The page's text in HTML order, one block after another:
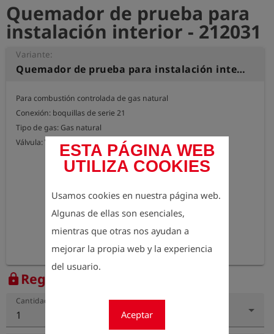
ESTA PÁGINA WEB
UTILIZA COOKIES
Usamos cookies en nuestra página web.
Algunas de ellas son esenciales,
mientras que otras nos ayudan a
mejorar la propia web y la experiencia
del usuario.
Aceptar
Quemador de prueba para
instalación interior - 212031
Variante:
Quemador de prueba para instalación interior
Para combustión controlada de gas natural
Conexión: boquillas de serie 21
Tipo de gas: Gas natural
Válvula: Válvula manual de cierre automático
lock Regístrese para ver el precio
Cantidad
1